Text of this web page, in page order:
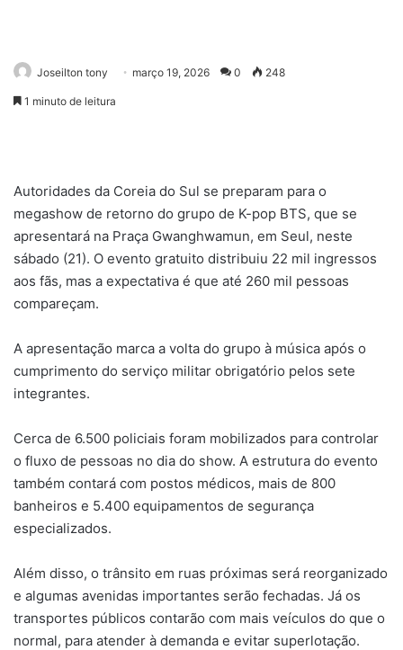
Joseilton tony março 19, 2026 0 248
1 minuto de leitura
Autoridades da Coreia do Sul se preparam para o
megashow de retorno do grupo de K-pop BTS, que se
apresentará na Praça Gwanghwamun, em Seul, neste
sábado (21). O evento gratuito distribuiu 22 mil ingressos
aos fãs, mas a expectativa é que até 260 mil pessoas
compareçam.
A apresentação marca a volta do grupo à música após o
cumprimento do serviço militar obrigatório pelos sete
integrantes.
Cerca de 6.500 policiais foram mobilizados para controlar
o fluxo de pessoas no dia do show. A estrutura do evento
também contará com postos médicos, mais de 800
banheiros e 5.400 equipamentos de segurança
especializados.
Além disso, o trânsito em ruas próximas será reorganizado
e algumas avenidas importantes serão fechadas. Já os
transportes públicos contarão com mais veículos do que o
normal, para atender à demanda e evitar superlotação.